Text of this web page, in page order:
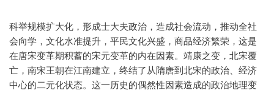
科举规模扩大化，形成士大夫政治，造成社会流动，推动全社
会向学，文化水准提升，平民文化兴盛，商品经济繁荣，这是
在唐宋变革期积蓄的宋元变革的内在因素。靖康之变，北宋覆
亡，南宋王朝在江南建立，终结了从隋唐到北宋的政治、经济
中心的二元化状态。这一历史的偶然性因素造成的政治地理变